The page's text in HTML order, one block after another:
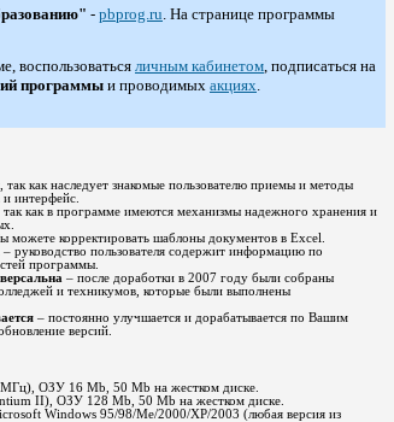
- pbprog.ru. На странице программы
воспользоваться личным кабинетом , подписаться на
программы и проводимых акциях
так как наследует знакомые пользователю приемы и методы
интерфейс.
так как в программе имеются механизмы надежного хранения и
можете корректировать шаблоны документов в Excel
– руководство пользователя содержит информацию по
программы.
– после доработки в 2007 году были собраны
и техникумов, которые были выполнены
– постоянно улучшается и дорабатывается по Вашим
версий.
ОЗУ 16 Mb, 50 Mb на жестком диске.
II), ОЗУ 128 Mb, 50 Mb на жестком диске.
Windows 95/98/Me/2000/XP/2003 (любая версия из